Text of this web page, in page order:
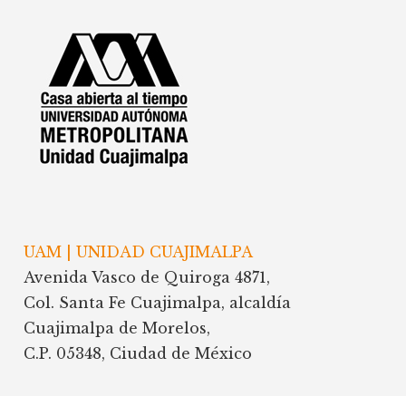
UAM | UNIDAD CUAJIMALPA
Avenida Vasco de Quiroga 4871,
Col. Santa Fe Cuajimalpa, alcaldía
Cuajimalpa de Morelos,
C.P. 05348, Ciudad de México